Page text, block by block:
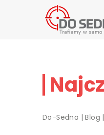
Do-Sedna |Blog